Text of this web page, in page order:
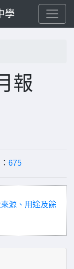
學
報
675
源、用途及餘